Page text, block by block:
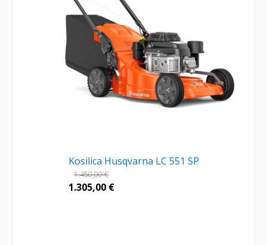
Kosilica Husqvarna LC 551 SP
1.450,00€
1.305,00 €